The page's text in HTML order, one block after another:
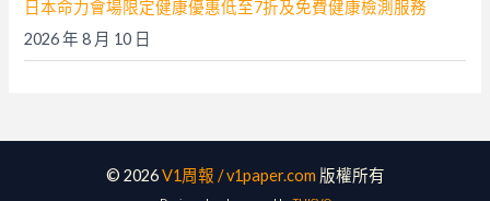
日本命力會場限定健康優惠低至7折及免費健康檢測服務
2026 年 8 月 10 日
© 2026V1周報 / v1paper.com 版權所有